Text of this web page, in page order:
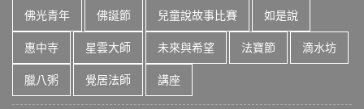
佛光青年 佛誕節 兒童說故事比賽 如是說
惠中寺 星雲大師 未來與希望 法寶節 滴水坊
臘八粥 覺居法師 講座